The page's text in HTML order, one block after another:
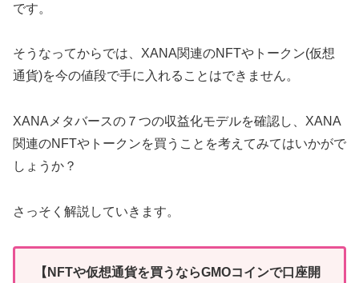
です。
そうなってからでは、XANA関連のNFTやトークン(仮想
通貨)を今の値段で手に入れることはできません。
XANAメタバースの７つの収益化モデルを確認し、XANA
関連のNFTやトークンを買うことを考えてみてはいかがで
しょうか？
さっそく解説していきます。
【NFTや仮想通貨を買うならGMOコインで口座開